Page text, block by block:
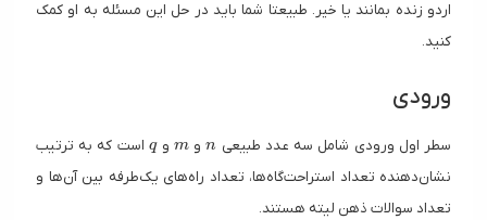
اردو زنده بمانند یا خیر. طبیعتا شما باید در حل این مسئله به او کمک
کنید.
ورودی
سطر اول ورودی شامل سه عدد طبیعی nو
m
m و
q
q است که به ترتیب
نشان‌دهنده تعداد استراحت‌گاه‌ها، تعداد راه‌های یک‌طرفه بین آن‌ها و
تعداد سوالات ذهن لیته هستند.